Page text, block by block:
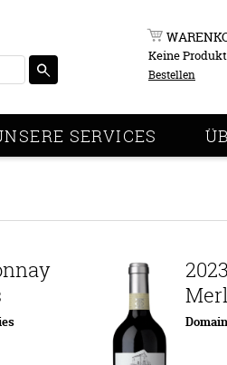
Keine
Bestellen
SERVICES